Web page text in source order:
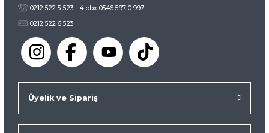
0212 522 5 523 - 4 pbx 0546 597 0 997
0212 522 6 523
Üyelik ve Sipariş